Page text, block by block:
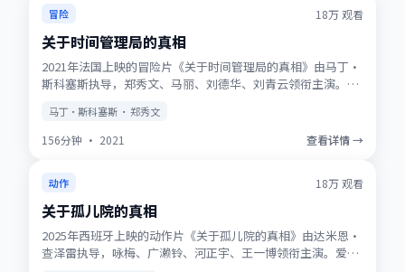
NEW ★9.5
冒险 18万观看
关于时间管理局的真相
2021年法国上映的冒险片《关于时间管理局的真相》由马丁·
斯科塞斯执导，郑秀文、马丽、刘德华、刘青云领衔主演。动
节与人物刻画的观众收藏观看。
马丁·斯科塞斯 · 郑秀文
156分钟 · 2021 查看详情 →
趋势 ★8.8
动作 18万观看
关于孤儿院的真相
2025年西班牙上映的动作片《关于孤儿院的真相》由达米恩·
查泽雷执导，咏梅、广濑铃、河正宇、王一博领衔主演。爱情